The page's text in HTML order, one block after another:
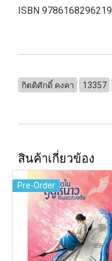
ISBN 9786168296219
กิตติศักดิ์ คงคา 13357
สินค้าเกี่ยวข้อง
Pre-Order